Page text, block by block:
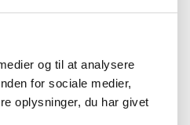
og til at analysere
for sociale medier,
oplysninger, du har givet